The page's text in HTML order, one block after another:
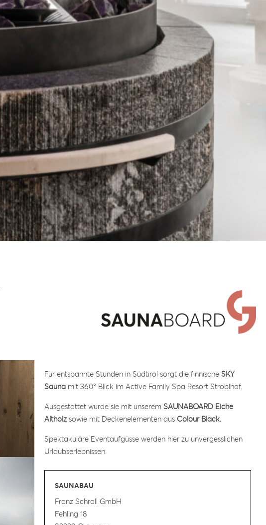
Für entspannte Stunden in Südtirol sorgt die finnischeSKY
Sauna mit 360° Blick im Active Family Spa Resort Stroblhof.
Ausgestattet wurde sie mit unseremSAUNABOARD Eiche
Altholz sowie mit Deckenelementen aus Colour Black.
Spektakuläre Eventaufgüsse werden hier zu unvergesslichen
Urlaubserlebnissen.
SAUNABAU
Franz Schroll GmbH
Fehling 18